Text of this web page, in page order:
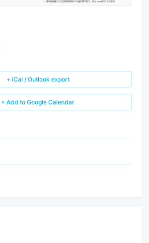
+ Add to Google Calendar
+ iCal / Outlook export